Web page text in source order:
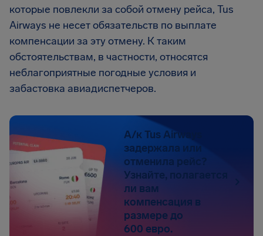
которые повлекли за собой отмену рейса, Tus
Airways не несет обязательств по выплате
компенсации за эту отмену. К таким
обстоятельствам, в частности, относятся
неблагоприятные погодные условия и
забастовка авиадиспетчеров.
А/к Tus Airways
задержала или
отменила рейс?
Узнайте, полагается
ли вам
компенсация в
размере до
600 евро.